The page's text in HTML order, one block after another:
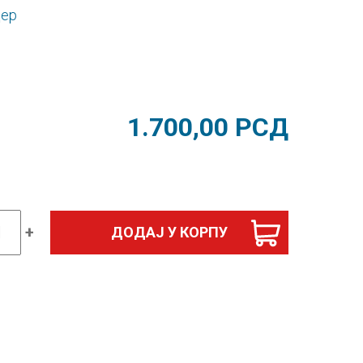
1.700,00 РСД
+ ДОДАЈ У КОРПУ